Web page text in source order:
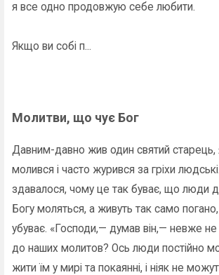
я все одно продовжую себе любити.
Якщо ви собі п...
Молитви, що чує Бог
Давним-давно жив один святий старець,
молився і часто журився за гріхи
здавалося, чому це так буває, що люди
Богу моляться, а живуть так само погано,
убуває. «Господи,— думав він,— невже
до наших молитов? Ось люди постійно
жити їм у мирі та покаянні, і ніяк не